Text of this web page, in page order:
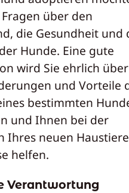
über den
die Gesundheit und
Hunde. Eine gute
wird Sie ehrlich
und Vorteile
bestimmten
und Ihnen bei der
Ihres neuen
helfen.
Verantwortung